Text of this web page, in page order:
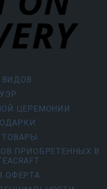
ВИДОВ
ЦЕРЕМОНИИ
ПРИОБРЕТЕННЫХ В
ОФЕРТА